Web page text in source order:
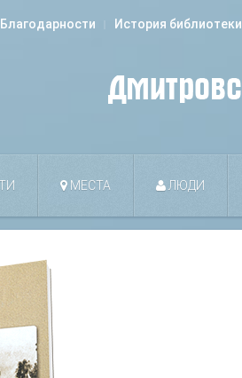
Благодарности История библиотеки
МЕСТА ЛЮДИ